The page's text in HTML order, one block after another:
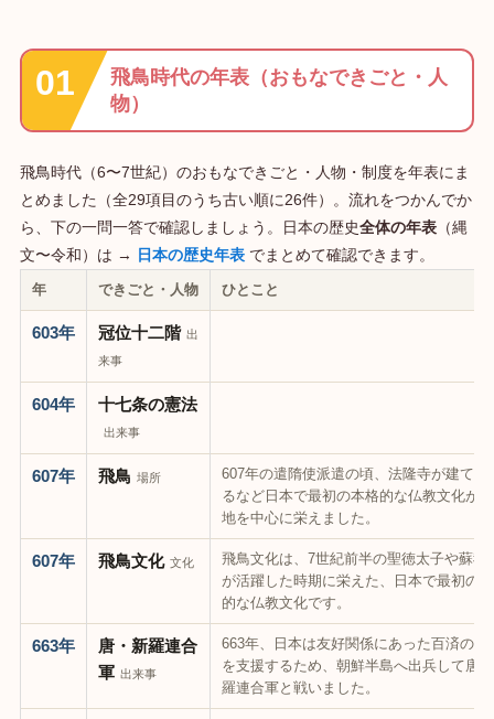
飛鳥時代の年表（おもなできごと・人
物）
飛鳥時代（6〜7世紀）のおもなできごと・人物・制度を年表にま
とめました（全29項目のうち古い順に26件）。流れをつかんでか
ら、下の一問一答で確認しましょう。日本の歴史全体の年表（縄
文〜令和）は →
日本の歴史年表でまとめて確認できます。
年 できごと・人物 ひとこと
603年 冠位十二階 出
来事
604年 十七条の憲法
出来事
607年 飛鳥 場所
607年の遣隋使派遣の頃、法隆寺が建てら
るなど日本で最初の本格的な仏教文化が
地を中心に栄えました。
607年 飛鳥文化 文化
飛鳥文化は、7世紀前半の聖徳太子や蘇我
が活躍した時期に栄えた、日本で最初の
的な仏教文化です。
663年
唐・新羅連合
軍 出来事
663年、日本は友好関係にあった百済の復
を支援するため、朝鮮半島へ出兵して唐
羅連合軍と戦いました。